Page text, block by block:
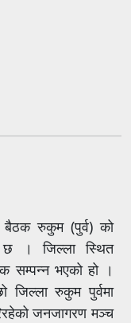
बैठक रुकुम (पुर्व) को
छ । जिल्ला स्थित
सम्पन्न भएको हो ।
रुकुम पुर्वमा
जनजागरण मञ्च